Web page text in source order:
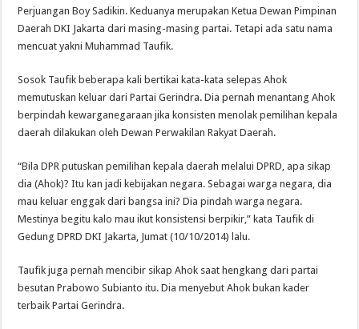
Perjuangan Boy Sadikin. Keduanya merupakan Ketua Dewan Pimpinan
Daerah DKI Jakarta dari masing-masing partai. Tetapi ada satu nama
mencuat yakni Muhammad Taufik.
Sosok Taufik beberapa kali bertikai kata-kata selepas Ahok
memutuskan keluar dari Partai Gerindra. Dia pernah menantang Ahok
berpindah kewarganegaraan jika konsisten menolak pemilihan kepala
daerah dilakukan oleh Dewan Perwakilan Rakyat Daerah.
“Bila DPR putuskan pemilihan kepala daerah melalui DPRD, apa sikap
dia (Ahok)? Itu kan jadi kebijakan negara. Sebagai warga negara, dia
mau keluar enggak dari bangsa ini? Dia pindah warga negara.
Mestinya begitu kalo mau ikut konsistensi berpikir,” kata Taufik di
Gedung DPRD DKI Jakarta, Jumat (10/10/2014) lalu.
Taufik juga pernah mencibir sikap Ahok saat hengkang dari partai
besutan Prabowo Subianto itu. Dia menyebut Ahok bukan kader
terbaik Partai Gerindra.